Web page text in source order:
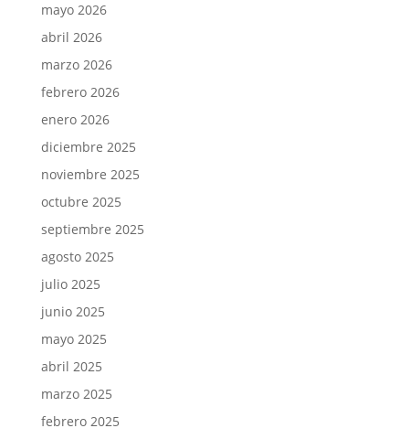
mayo 2026
abril 2026
marzo 2026
febrero 2026
enero 2026
diciembre 2025
noviembre 2025
octubre 2025
septiembre 2025
agosto 2025
julio 2025
junio 2025
mayo 2025
abril 2025
marzo 2025
febrero 2025